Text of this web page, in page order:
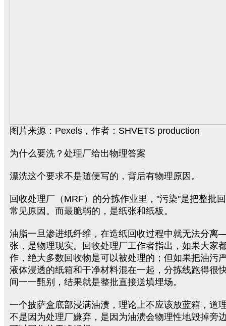
图片来源：Pexels，作者：SHVETS production
为什么要洗？处理厂给出物理答案
漂洗这个要求不是随便写的，背后有物理原因。
回收处理厂（MRF）的分拣作业里，"污染"是把整批
常见原因。而最脆弱的，是纸张和纸板。
油脂一旦渗进纸纤维，在造纸回收过程中就无法分
张，是物理现实。回收处理厂工作者指出，如果大家
作，绝大多数回收物是可以被处理的；但如果把油污
液体浸透的纸箱和干净材料混在一起，分拣线跑得很
间一一甄别，结果就是整批直接送填埋场。
一个披萨盒底部浸满油渍，理论上不应该放蓝箱，
不是因为处理厂嫌弃，是因为油渍会物理性地毁掉旁